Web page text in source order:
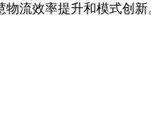
流效率提升和模式创新